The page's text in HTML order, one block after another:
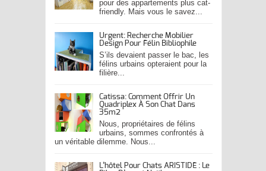
pour des appartements plus cat-
friendly. Mais vous le savez...
Urgent: Recherche Mobilier
Design Pour Félin Bibliophile
S’ils devaient passer le bac, les
félins urbains opteraient pour la
filière...
Catissa: Comment Offrir Un
Quadriplex À Son Chat Dans
35m2
Nous, propriétaires de félins
urbains, sommes confrontés à
un véritable dilemme. Nous...
L’hôtel Pour Chats ARISTIDE : Le